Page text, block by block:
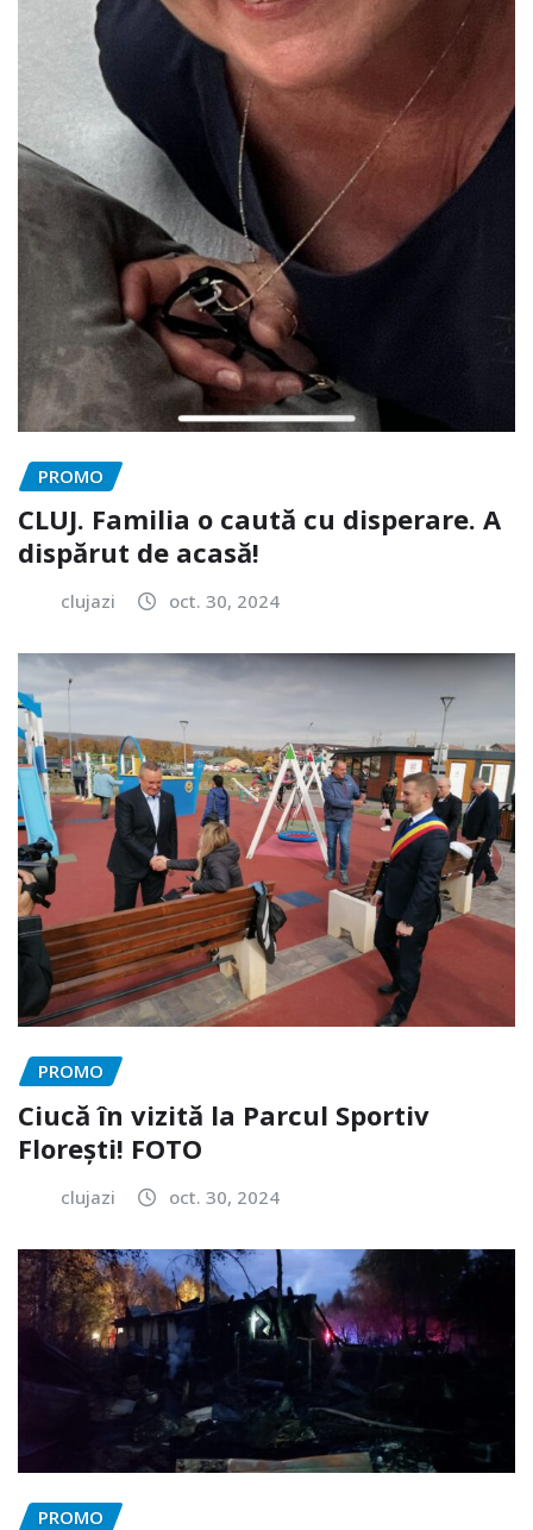
PROMO
CLUJ. Familia o caută cu disperare. A
dispărut de acasă!
clujazi oct. 30, 2024
PROMO
Ciucă în vizită la Parcul Sportiv
Florești! FOTO
clujazi oct. 30, 2024
PROMO